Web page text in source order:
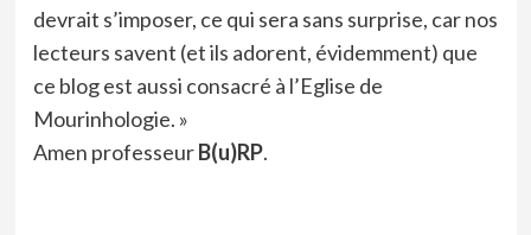
devrait s’imposer, ce qui sera sans surprise, car nos
lecteurs savent (et ils adorent, évidemment) que
ce blog est aussi consacré à l’Eglise de
Mourinhologie. »
Amen professeurB(u)RP.